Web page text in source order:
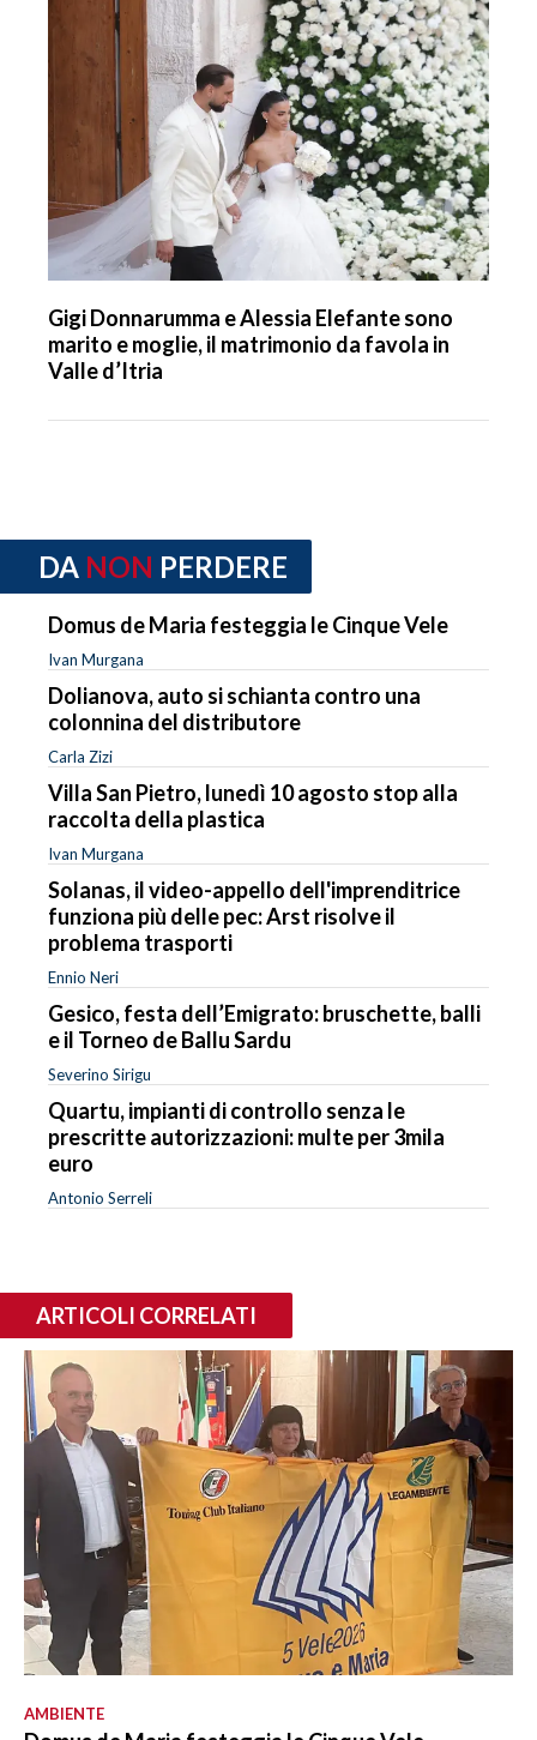
Gigi Donnarumma e Alessia Elefante sono
marito e moglie, il matrimonio da favola in
Valle d’Itria
DA NON PERDERE
Domus de Maria festeggia le Cinque Vele
Ivan Murgana
Dolianova, auto si schianta contro una
colonnina del distributore
Carla Zizi
Villa San Pietro, lunedì 10 agosto stop alla
raccolta della plastica
Ivan Murgana
Solanas, il video-appello dell'imprenditrice
funziona più delle pec: Arst risolve il
problema trasporti
Ennio Neri
Gesico, festa dell’Emigrato: bruschette, balli
e il Torneo de Ballu Sardu
Severino Sirigu
Quartu, impianti di controllo senza le
prescritte autorizzazioni: multe per 3mila
euro
Antonio Serreli
ARTICOLI CORRELATI
AMBIENTE